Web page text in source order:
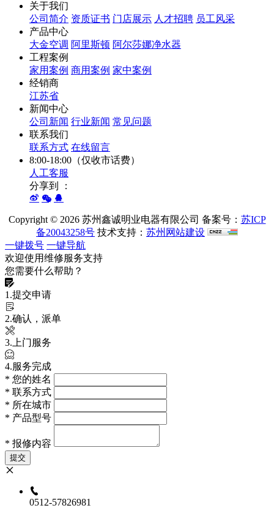
关于我们
公司简介 资质证书 门店展示 人才招聘 员工风采
产品中心
大金空调 阿里斯顿 阿尔莎娜净水器
工程案例
家用案例 商用案例 家中案例
经销商
江苏省
新闻中心
公司新闻 行业新闻 常见问题
联系我们
联系方式 在线留言
8:00-18:00（仅收市话费）
人工客服
分享到 ：
Copyright © 2026 苏州鑫诚明业电器有限公司 备案号： 苏ICP
备20043258号 技术支持： 苏州网站建设
一键拨号 一键导航
欢迎使用维修服务支持
您需要什么帮助？
1.提交申请
2.确认，派单
3.上门服务
4.服务完成
* 您的姓名
* 联系方式
* 所在城市
* 产品型号
* 报修内容
提交
0512-57826981